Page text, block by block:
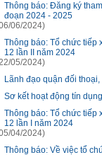
Thông báo: Đăng ký
đoạn 2024 - 2025
06/2024)
Thông báo: Tổ chức tiếp
12 lần II năm 2024
05/2024)
Lãnh đạo quận đối
Sơ kết hoạt động tín
Thông báo: Tổ chức tiếp
12 lần I năm 2024
04/2024)
Thông báo: Về việc tổ